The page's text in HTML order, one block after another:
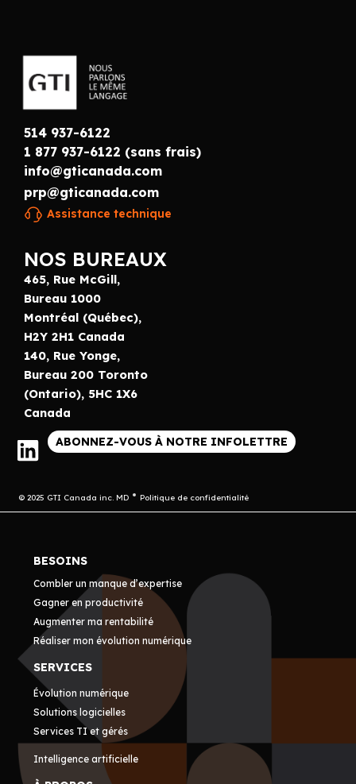
514 937-6122
1 877 937-6122 (sans frais)
info@gticanada.com
prp@gticanada.com
Assistance technique
NOS BUREAUX
465, Rue McGill,
Bureau 1000
Montréal (Québec),
H2Y 2H1 Canada
140, Rue Yonge,
Bureau 200 Toronto
(Ontario), 5HC 1X6
Canada
ABONNEZ-VOUS À NOTRE INFOLETTRE
© 2025 GTI Canada inc. MD Politique de confidentialité
BESOINS
Combler un manque d’expertise
Gagner en productivité
Augmenter ma rentabilité
Réaliser mon évolution numérique
SERVICES
Évolution numérique
Solutions logicielles
Services TI et gérés
Intelligence artificielle